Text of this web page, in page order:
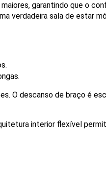
garantindo que o
verdadeira sala de estar
O descanso de braço é
interior flexível